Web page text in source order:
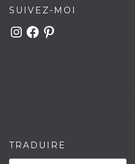
SUIVEZ-MOI
Instagram
FacebookPinterest
TRADUIRE